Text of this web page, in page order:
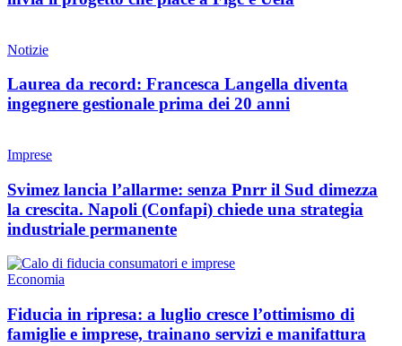
Notizie
Laurea da record: Francesca Langella diventa
ingegnere gestionale prima dei 20 anni
Imprese
Svimez lancia l’allarme: senza Pnrr il Sud dimezza
la crescita. Napoli (Confapi) chiede una strategia
industriale permanente
Economia
Fiducia in ripresa: a luglio cresce l’ottimismo di
famiglie e imprese, trainano servizi e manifattura